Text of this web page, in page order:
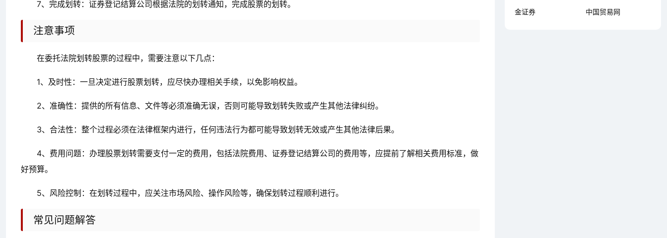
7、完成划转：证券登记结算公司根据法院的划转通知，完成股票的划转。
注意事项
在委托法院划转股票的过程中，需要注意以下几点：
1、及时性：一旦决定进行股票划转，应尽快办理相关手续，以免影响权益。
2、准确性：提供的所有信息、文件等必须准确无误，否则可能导致划转失败或产生其他法律纠纷。
3、合法性：整个过程必须在法律框架内进行，任何违法行为都可能导致划转无效或产生其他法律后果。
4、费用问题：办理股票划转需要支付一定的费用，包括法院费用、证券登记结算公司的费用等，应提前了解相关费用标准，做
好预算。
5、风险控制：在划转过程中，应关注市场风险、操作风险等，确保划转过程顺利进行。
常见问题解答
金证券 中国贸易网